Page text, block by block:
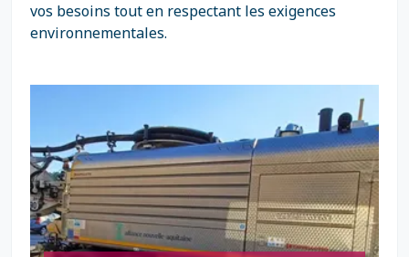
vos besoins tout en respectant les exigences
environnementales.